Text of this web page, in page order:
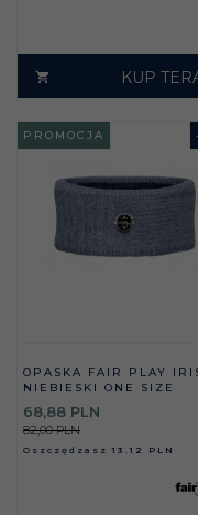
KUP
-
PROMOCJA
OPASKA FAIR PLAY
NIEBIESKI ONE SIZE
68,88 PLN
82,00 PLN
Oszczędzasz 13.12 PLN